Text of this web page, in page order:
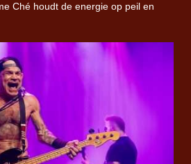
Ché houdt de energie op peil en